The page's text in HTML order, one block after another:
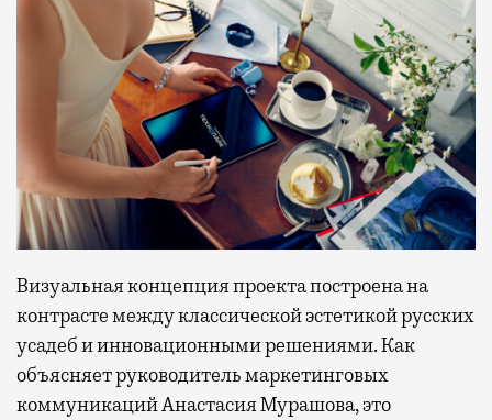
Визуальная концепция проекта построена на
контрасте между классической эстетикой русских
усадеб и инновационными решениями. Как
объясняет руководитель маркетинговых
коммуникаций Анастасия Мурашова, это